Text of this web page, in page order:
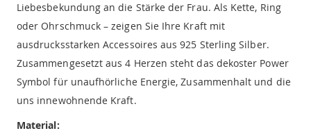
Liebesbekundung an die Stärke der Frau. Als Kette, Ring
oder Ohrschmuck – zeigen Sie Ihre Kraft mit
ausdrucksstarken Accessoires aus 925 Sterling Silber.
Zusammengesetzt aus 4 Herzen steht das dekoster Power
Symbol für unaufhörliche Energie, Zusammenhalt und die
uns innewohnende Kraft.
Material: